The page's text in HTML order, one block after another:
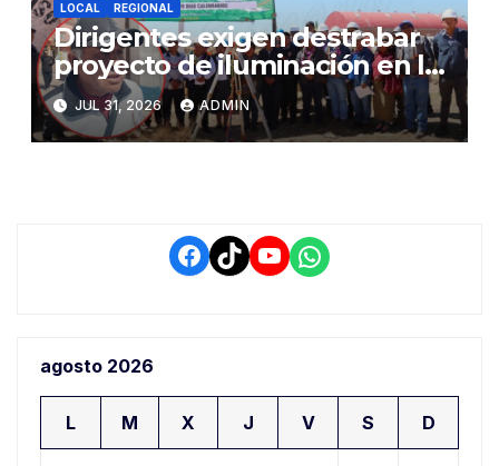
LOCAL REGIONAL
Dirigentes exigen destrabar
proyecto de iluminación en la
salida a Puno y alertan por
demora que pone en riesgo a
conductores
JUL 31, 2026 ADMIN
Facebook
TikTokYouTube
WhatsApp
agosto 2026
L M X J V S D